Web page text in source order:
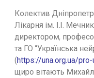
Колектив
Лікарня ім. І.І.
директором,
та ГО “Українська
(https://una.org.ua/
щиро вітають